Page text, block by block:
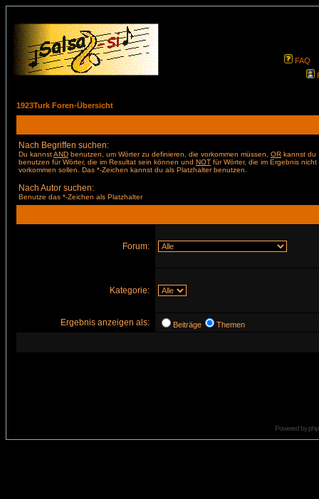
FAQ
1923Turk Foren-Übersicht
Nach Begriffen suchen:
Du kannstAND benutzen, um Wörter zu definieren, die vorkommen müssen, OR kannst du
benutzen für Wörter, die im Resultat sein können und NOT für Wörter, die im Ergebnis nicht
vorkommen sollen. Das *-Zeichen kannst du als Platzhalter benutzen.
Nach Autor suchen:
Benutze das *-Zeichen als Platzhalter
Forum:
Kategorie:
Ergebnis anzeigen als: Beiträge Themen
Powered by